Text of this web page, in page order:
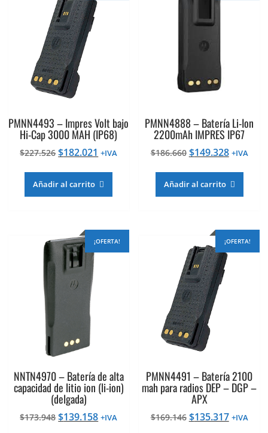
PMNN4493 – Impres Volt bajo
Hi-Cap 3000 MAH (IP68)
$227.526El
original
era:
$182.021 El
actual
es:
+IVA
Añadir al carrito
PMNN4888 – Batería Li-Ion
2200mAh IMPRES IP67
$186.660 El
original
era:
$149.328El
actual
es:
+IVA
Añadir al carrito
¡OFERTA!
NNTN4970 – Batería de alta
capacidad de litio ion (li-ion)
(delgada)
$173.948El
$139.158El+IVA
¡OFERTA!
PMNN4491 – Batería 2100
mah para radios DEP – DGP –
APX
$169.146 El
$135.317El+IVA